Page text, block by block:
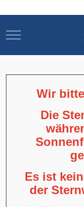
Mobile Menu Toggle
Wir
Die
Es ist
der